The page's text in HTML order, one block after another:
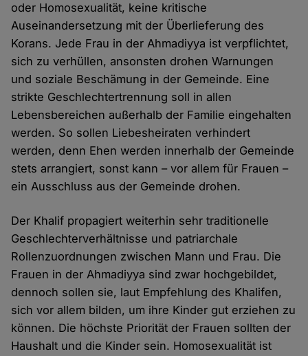
oder Homosexualität, keine kritische
Auseinandersetzung mit der Überlieferung des
Korans. Jede Frau in der Ahmadiyya ist verpflichtet,
sich zu verhüllen, ansonsten drohen Warnungen
und soziale Beschämung in der Gemeinde. Eine
strikte Geschlechtertrennung soll in allen
Lebensbereichen außerhalb der Familie eingehalten
werden. So sollen Liebesheiraten verhindert
werden, denn Ehen werden innerhalb der Gemeinde
stets arrangiert, sonst kann – vor allem für Frauen –
ein Ausschluss aus der Gemeinde drohen.
Der Khalif propagiert weiterhin sehr traditionelle
Geschlechterverhältnisse und patriarchale
Rollenzuordnungen zwischen Mann und Frau. Die
Frauen in der Ahmadiyya sind zwar hochgebildet,
dennoch sollen sie, laut Empfehlung des Khalifen,
sich vor allem bilden, um ihre Kinder gut erziehen zu
können. Die höchste Priorität der Frauen sollten der
Haushalt und die Kinder sein. Homosexualität ist